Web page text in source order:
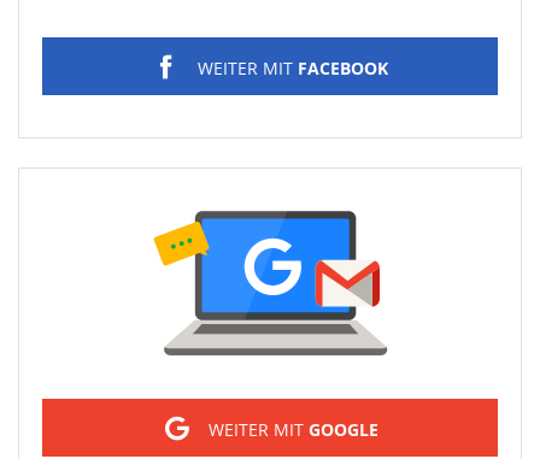
WEITER MIT FACEBOOK
WEITER MIT GOOGLE